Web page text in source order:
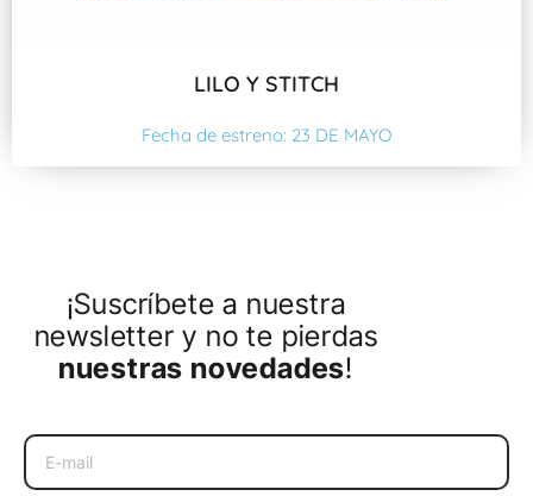
LILO Y STITCH
Fecha de estreno: 23 DE MAYO
¡Suscríbete a nuestra
newsletter y no te pierdas
nuestras novedades!
Email